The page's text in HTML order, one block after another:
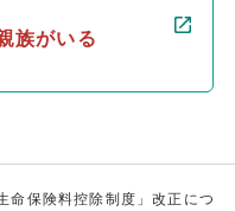
族がいる
生命保険料控除制度」改正につ